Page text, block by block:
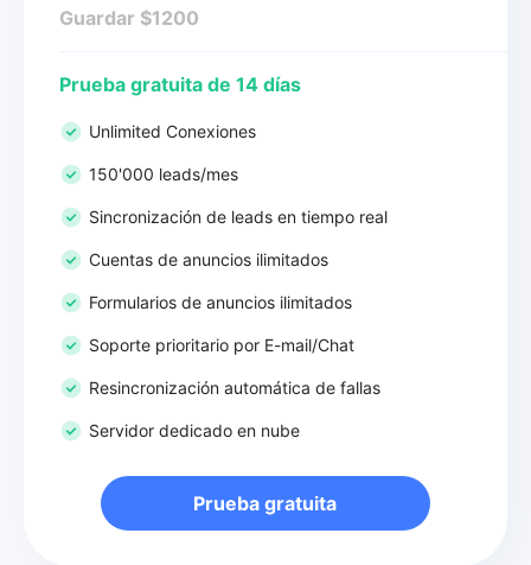
Guardar $1200
Prueba gratuita de 14 días
Unlimited Conexiones
150'000 leads/mes
Sincronización de leads en tiempo real
Cuentas de anuncios ilimitados
Formularios de anuncios ilimitados
Soporte prioritario por E-mail/Chat
Resincronización automática de fallas
Servidor dedicado en nube
Prueba gratuita